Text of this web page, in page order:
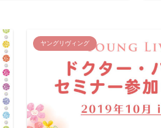
ヤングリヴィング